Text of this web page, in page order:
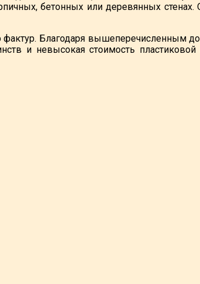
бетонных или деревянных
Благодаря вышеперечисленным
и невысокая стоимость